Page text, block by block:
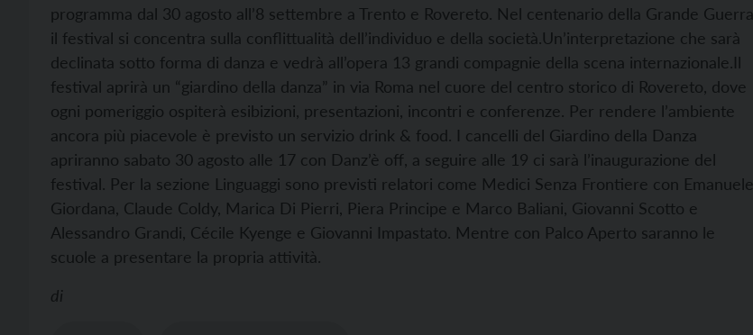
programma dal 30 agosto all’8 settembre a Trento e Rovereto. Nel centenario della Grande Guerra,
il festival si concentra sulla conflittualità dell’individuo e della società.Un’interpretazione che sarà
declinata sotto forma di danza e vedrà all’opera 13 grandi compagnie della scena internazionale.Il
festival aprirà un “giardino della danza” in via Roma nel cuore del centro storico di Rovereto, dove
ogni pomeriggio ospiterà esibizioni, presentazioni, incontri e conferenze. Per rendere l’ambiente
ancora più piacevole è previsto un servizio drink & food. I cancelli del Giardino della Danza
apriranno sabato 30 agosto alle 17 con Danz’è off, a seguire alle 19 ci sarà l’inaugurazione del
festival. Per la sezione Linguaggi sono previsti relatori come Medici Senza Frontiere con Emanuele
Giordana, Claude Coldy, Marica Di Pierri, Piera Principe e Marco Baliani, Giovanni Scotto e
Alessandro Grandi, Cécile Kyenge e Giovanni Impastato. Mentre con Palco Aperto saranno le
scuole a presentare la propria attività.
di